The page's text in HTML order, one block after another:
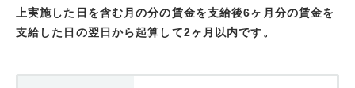
上実施した日を含む月の分の賃金を支給後6ヶ月分の賃金を
支給した日の翌日から起算して2ヶ月以内です。